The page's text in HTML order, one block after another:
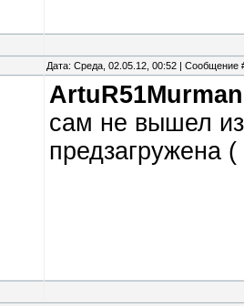
Дата: Среда, 02.05.12, 00:52 | Сообщение
сам не вышел из
предзагружена